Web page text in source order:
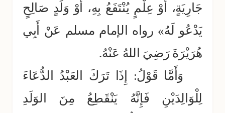
جَارِيَةٍ، أَوْ عِلْمٍ يُنْتَفَعُ بِهِ، أَوْ وَلَدٍ صَالِحٍ
يَدْعُو لَهُ» رواه الإمام مسلم عَنْ أَبِي
هُرَيْرَةَ رَضِيَ اللهُ عَنْهُ.
وَأَمَّا قَوْلُ: إِذَا تَرَكَ العَبْدُ الدُّعَاءَ
لِلْوَالِدَيْنِ فَإِنَّهُ يَنْقَطِعُ مِنَ الوَلَدِ